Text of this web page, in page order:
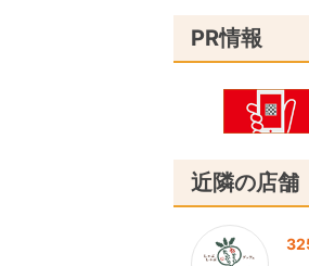
PR情報
近隣の店舗